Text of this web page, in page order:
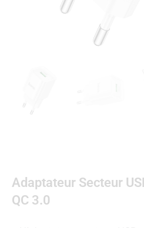
Adaptateur Secteur
QC 3.0